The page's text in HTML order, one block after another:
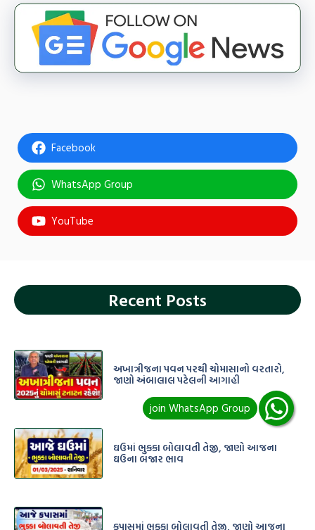
Facebook
WhatsApp Group
YouTube
Recent Posts
અખાત્રીજના પવન પરથી ચોમાસાનો વરતારો,
જાણો અંબાલાલ પટેલની આગાહી
ઘઉમાં ભુકકા બોલાવતી તેજી, જાણો આજના
ઘઉના બજાર ભાવ
કપાસમાં ભુકકા બોલાવતી તેજી, જાણો આજના